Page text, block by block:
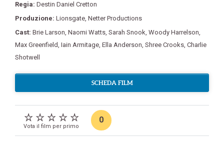
Regia: Destin Daniel Cretton
Produzione: Lionsgate, Netter Productions
Cast: Brie Larson, Naomi Watts, Sarah Snook, Woody Harrelson,
Max Greenfield, Iain Armitage, Ella Anderson, Shree Crooks, Charlie
Shotwell
SCHEDA FILM
Vota il film per primo
0